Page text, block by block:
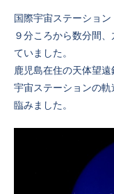
国際宇宙ステーショ
９分ころから数分間
ていました。
鹿児島在住の天体望
宇宙ステーションの
臨みました。